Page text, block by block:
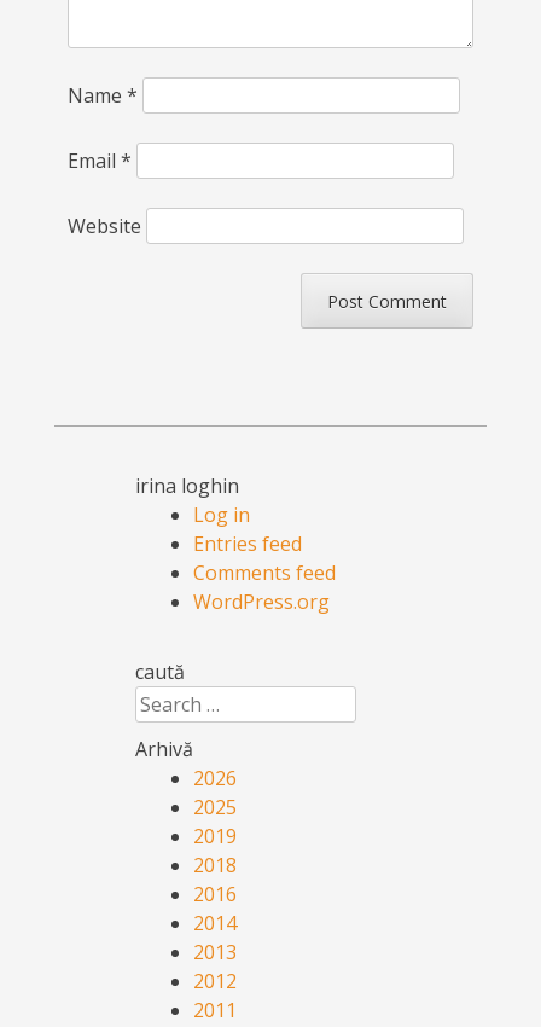
Name *
Email *
Website
irina loghin
Log in
Entries feed
Comments feed
WordPress.org
caută
Search
Arhivă
2026
2025
2019
2018
2016
2014
2013
2012
2011